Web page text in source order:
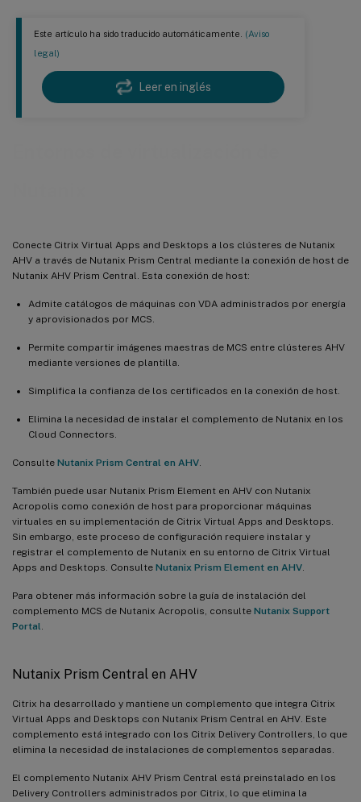
Este artículo ha sido traducido automáticamente. (Aviso
legal)
Leer en inglés
Conecte Citrix Virtual Apps and Desktops a los clústeres de Nutanix
AHV a través de Nutanix Prism Central mediante la conexión de host de
Nutanix AHV Prism Central. Esta conexión de host:
Admite catálogos de máquinas con VDA administrados por energía
y aprovisionados por MCS.
Permite compartir imágenes maestras de MCS entre clústeres AHV
mediante versiones de plantilla.
Simplifica la confianza de los certificados en la conexión de host.
Elimina la necesidad de instalar el complemento de Nutanix en los
Cloud Connectors.
Consulte Nutanix Prism Central en AHV
También puede usar Nutanix Prism Element en AHV con Nutanix
Acropolis como conexión de host para proporcionar máquinas
virtuales en su implementación de Citrix Virtual Apps and Desktops.
Sin embargo, este proceso de configuración requiere instalar y
registrar el complemento de Nutanix en su entorno de Citrix Virtual
Apps and Desktops. Consulte Nutanix Prism Element en AHV
Para obtener más información sobre la guía de instalación del
complemento MCS de Nutanix Acropolis, consulte Nutanix Support
Portal
Nutanix Prism Central en AHV
Citrix ha desarrollado y mantiene un complemento que integra Citrix
Virtual Apps and Desktops con Nutanix Prism Central en AHV. Este
complemento está integrado con los Citrix Delivery Controllers, lo que
elimina la necesidad de instalaciones de complementos separadas.
El complemento Nutanix AHV Prism Central está preinstalado en los
Delivery Controllers administrados por Citrix, lo que elimina la